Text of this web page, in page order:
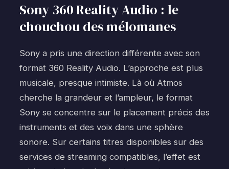
Sony 360 Reality Audio : le
chouchou des mélomanes
Sony a pris une direction différente avec son
format 360 Reality Audio. L’approche est plus
musicale, presque intimiste. Là où Atmos
cherche la grandeur et l’ampleur, le format
Sony se concentre sur le placement précis des
instruments et des voix dans une sphère
sonore. Sur certains titres disponibles sur des
services de streaming compatibles, l’effet est